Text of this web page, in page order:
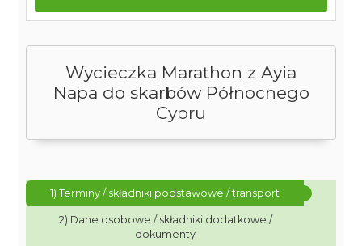
Wycieczka Marathon z Ayia
Napa do skarbów Północnego
Cypru
1) Terminy / składniki podstawowe / transport
2) Dane osobowe / składniki dodatkowe /
dokumenty